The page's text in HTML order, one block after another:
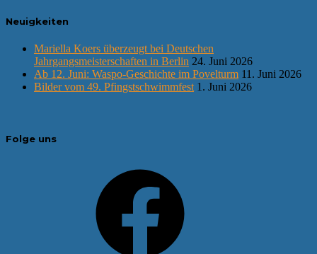
Neuigkeiten
Mariella Koers überzeugt bei Deutschen
Jahrgangsmeisterschaften in Berlin 24. Juni 2026
Ab 12. Juni: Waspo-Geschichte im Povelturm 11. Juni 2026
Bilder vom 49. Pfingstschwimmfest 1. Juni 2026
Folge uns